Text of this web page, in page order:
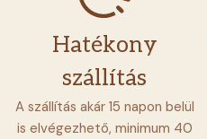
Hatékony
szállítás
A szállítás akár 15 napon belül
is elvégezhető, minimum 40